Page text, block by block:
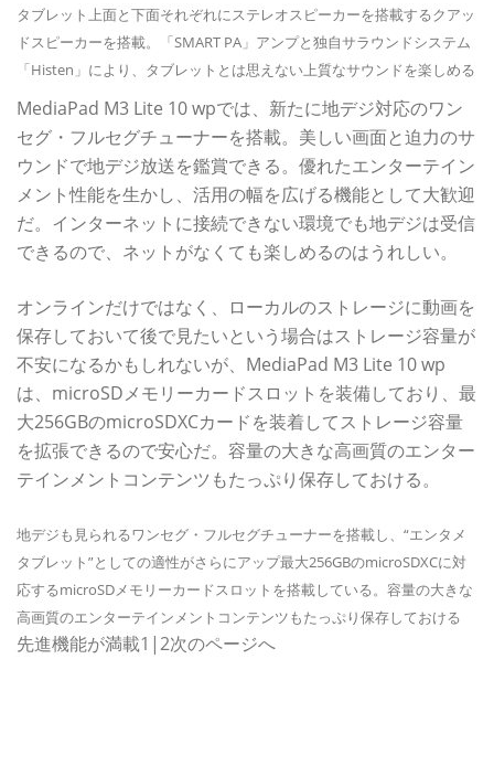
タブレット上面と下面それぞれにステレオスピーカーを搭載するクアッ
ドスピーカーを搭載。「SMART PA」アンプと独自サラウンドシステム
「Histen」により、タブレットとは思えない上質なサウンドを楽しめる
MediaPad M3 Lite 10 wpでは、新たに地デジ対応のワン
セグ・フルセグチューナーを搭載。美しい画面と迫力のサ
ウンドで地デジ放送を鑑賞できる。優れたエンターテイン
メント性能を生かし、活用の幅を広げる機能として大歓迎
だ。インターネットに接続できない環境でも地デジは受信
できるので、ネットがなくても楽しめるのはうれしい。
オンラインだけではなく、ローカルのストレージに動画を
保存しておいて後で見たいという場合はストレージ容量が
不安になるかもしれないが、MediaPad M3 Lite 10 wp
は、microSDメモリーカードスロットを装備しており、最
大256GBのmicroSDXCカードを装着してストレージ容量
を拡張できるので安心だ。容量の大きな高画質のエンター
テインメントコンテンツもたっぷり保存しておける。
地デジも見られるワンセグ・フルセグチューナーを搭載し、“エンタメ
タブレット”としての適性がさらにアップ最大256GBのmicroSDXCに対
応するmicroSDメモリーカードスロットを搭載している。容量の大きな
高画質のエンターテインメントコンテンツもたっぷり保存しておける
先進機能が満載1|2次のページへ